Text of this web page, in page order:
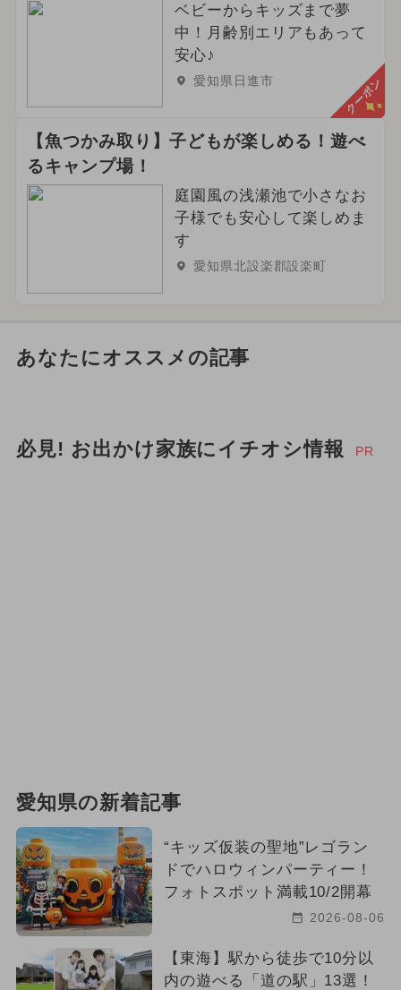
ベビーからキッズまで夢
中！月齢別エリアもあって
安心♪
愛知県日進市 クーポン
【魚つかみ取り】子どもが楽しめる！遊べ
るキャンプ場！
庭園風の浅瀬池で小さなお
子様でも安心して楽しめま
す
愛知県北設楽郡設楽町
あなたにオススメの記事
必見! お出かけ家族にイチオシ情報 PR
愛知県の新着記事
“キッズ仮装の聖地”レゴラン
ドでハロウィンパーティー！
フォトスポット満載10/2開幕
2026-08-06
【東海】駅から徒歩で10分以
内の遊べる「道の駅」13選！